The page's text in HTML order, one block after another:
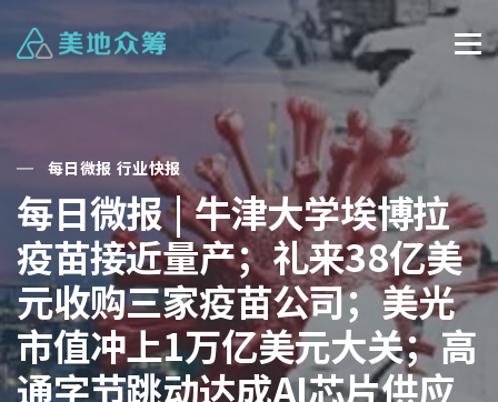
每日微报 行业快报
每日微报 | 牛津大学埃博拉
疫苗接近量产；礼来38亿美
元收购三家疫苗公司；美光
市值冲上1万亿美元大关；高
通字节跳动达成AI芯片供应